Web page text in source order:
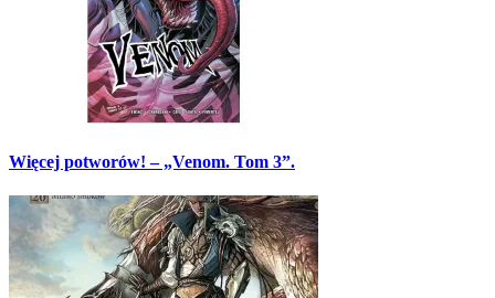
Więcej potworów! – „Venom. Tom 3”.